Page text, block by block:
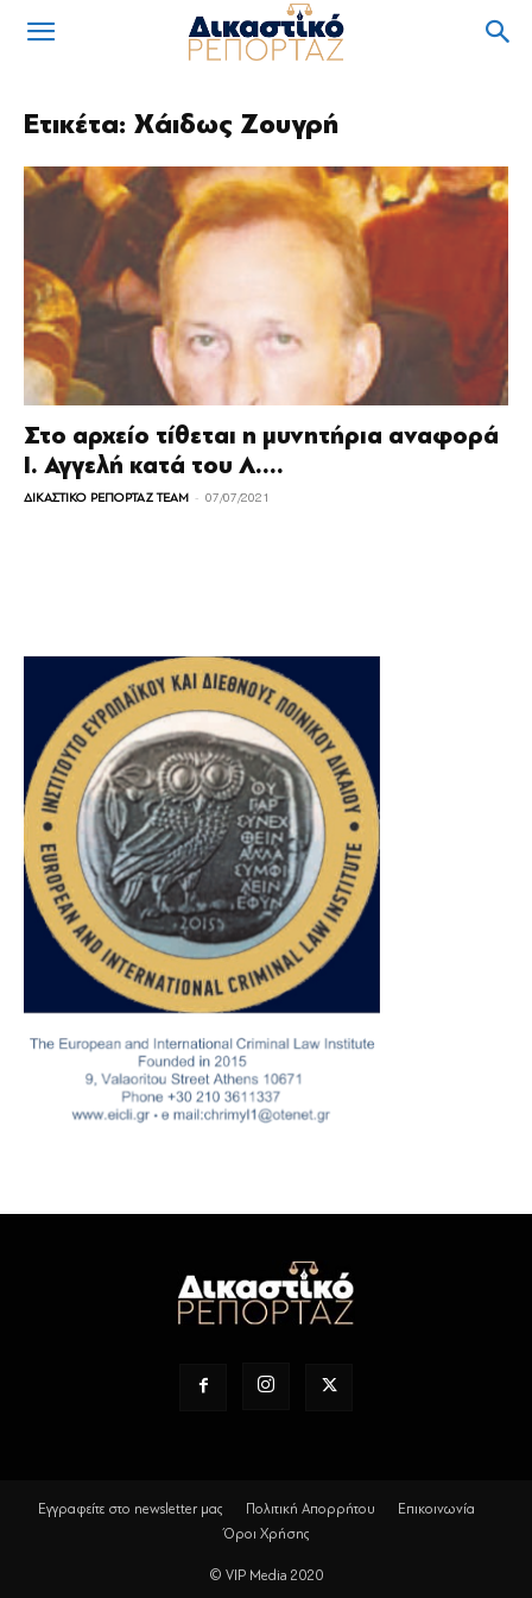
Ετικέτα: Χάιδως Ζουγρή
Στο αρχείο τίθεται η μυνητήρια αναφορά
Ι. Αγγελή κατά του Λ....
ΔΙΚΑΣΤΙΚΟ ΡΕΠΟΡΤΑΖ TEAM - 07/07/2021
Εγγραφείτε στο newsletter μας Πολιτική Απορρήτου
Επικοινωνία
Όροι Χρήσης
© VIP Media 2020